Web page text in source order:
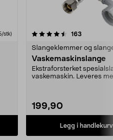
stk) 163
Slangeklemmer og
Vaskemaskinslange
Ekstraforsterket
vaskemaskin. Leveres
199,90
Legg i handlekurv
4.0 av 5 stjerner